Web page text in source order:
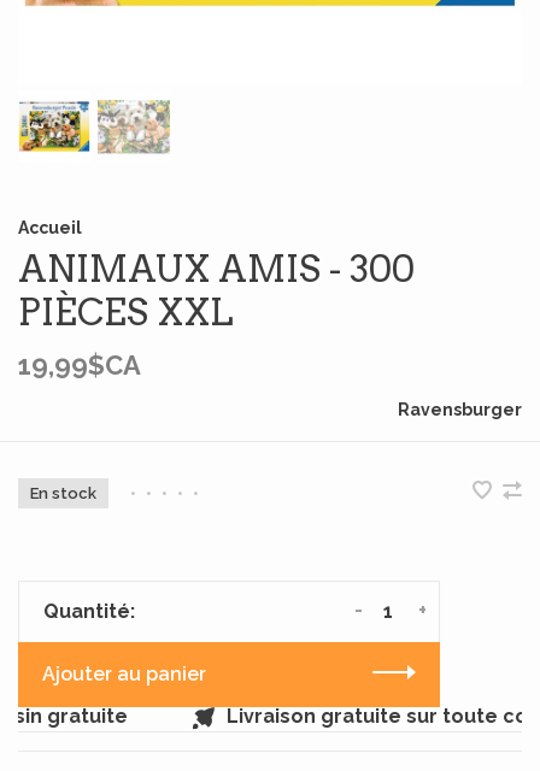
Accueil
ANIMAUX AMIS - 300
PIÈCES XXL
19,99$CA
Ravensburger
En stock • • • • •
Quantité: +
-
Ajouter au panier
gratuite
Livraison gratuite sur toute